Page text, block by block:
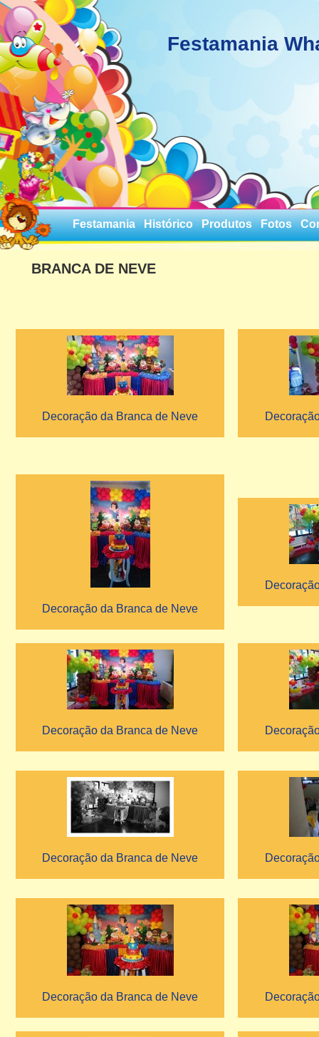
Festamania
Festamania Histórico Produtos Fotos
BRANCA DE NEVE
Decoração da Branca de Neve
Decoração da Branca de Neve
Decoração da Branca de Neve
Decoração da Branca de Neve
Decoração da Branca de Neve